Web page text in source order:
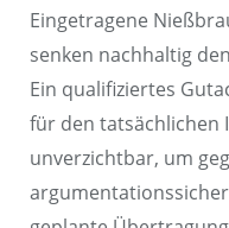
Eingetragene
senken nachhaltig
Ein qualifiziertes
für den
unverzichtbar, um